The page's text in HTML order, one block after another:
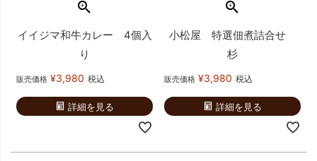
イイジマ和牛カレー 4個入
り
販売価格 ¥3,980 税込
詳細を見る
小松屋 特選佃煮詰合せ
杉
販売価格 ¥3,980 税込
詳細を見る